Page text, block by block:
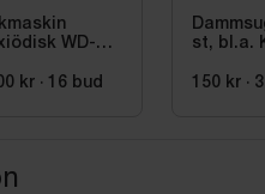
WD-
kr · 16 bud
st, bl.a.
150 kr · 3